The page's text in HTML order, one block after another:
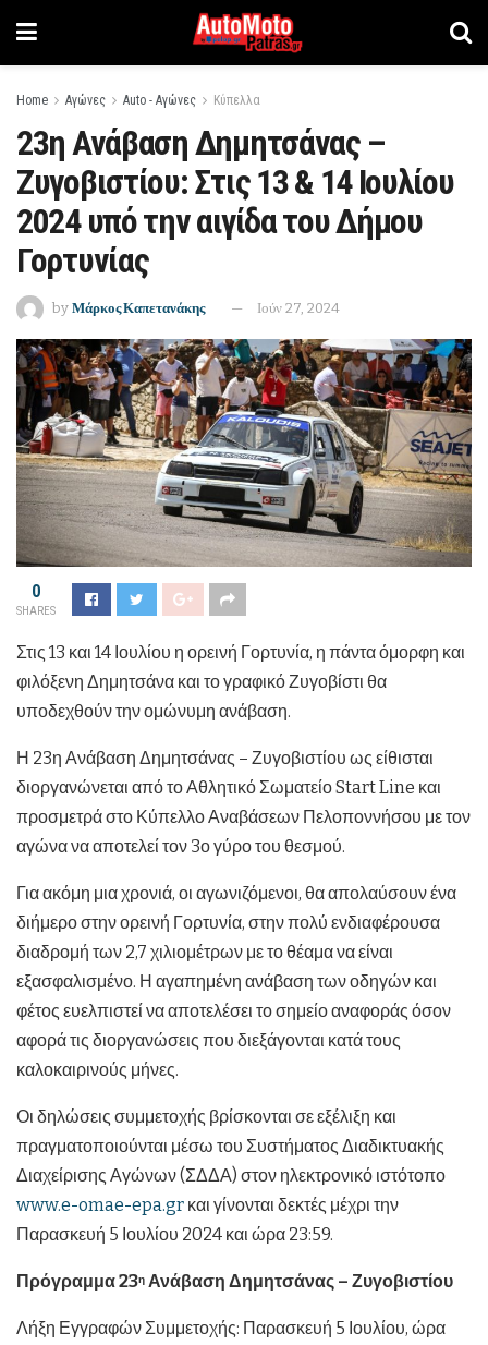
Home Αγώνες Auto - Αγώνες Κύπελλα
23η Ανάβαση Δημητσάνας –
Ζυγοβιστίου: Στις 13 & 14 Ιουλίου
2024 υπό την αιγίδα του Δήμου
Γορτυνίας
by Μάρκος Καπετανάκης Ιούν 27, 2024
0
SHARES
Στις 13 και 14 Ιουλίου η ορεινή Γορτυνία, η πάντα όμορφη και
φιλόξενη Δημητσάνα και το γραφικό Ζυγοβίστι θα
υποδεχθούν την ομώνυμη ανάβαση.
Η 23η Ανάβαση Δημητσάνας – Ζυγοβιστίου ως είθισται
διοργανώνεται από το Αθλητικό Σωματείο Start Line και
προσμετρά στο Κύπελλο Αναβάσεων Πελοποννήσου με τον
αγώνα να αποτελεί τον 3ο γύρο του θεσμού.
Για ακόμη μια χρονιά, οι αγωνιζόμενοι, θα απολαύσουν ένα
διήμερο στην ορεινή Γορτυνία, στην πολύ ενδιαφέρουσα
διαδρομή των 2,7 χιλιομέτρων με το θέαμα να είναι
εξασφαλισμένο. Η αγαπημένη ανάβαση των οδηγών και
φέτος ευελπιστεί να αποτελέσει το σημείο αναφοράς όσον
αφορά τις διοργανώσεις που διεξάγονται κατά τους
καλοκαιρινούς μήνες.
Οι δηλώσεις συμμετοχής βρίσκονται σε εξέλιξη και
πραγματοποιούνται μέσω του Συστήματος Διαδικτυακής
Διαχείρισης Αγώνων (ΣΔΔΑ) στον ηλεκτρονικό ιστότοπο
www.e-omae-epa.gr και γίνονται δεκτές μέχρι την
Παρασκευή 5 Ιουλίου 2024 και ώρα 23:59.
Πρόγραμμα 23η Ανάβαση Δημητσάνας – Ζυγοβιστίου
Λήξη Εγγραφών Συμμετοχής: Παρασκευή 5 Ιουλίου, ώρα